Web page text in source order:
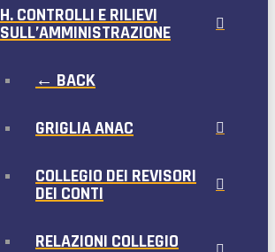
H. CONTROLLI E RILIEVI
SULL’AMMINISTRAZIONE
← BACK
GRIGLIA ANAC
COLLEGIO DEI REVISORI
DEI CONTI
RELAZIONI COLLEGIO